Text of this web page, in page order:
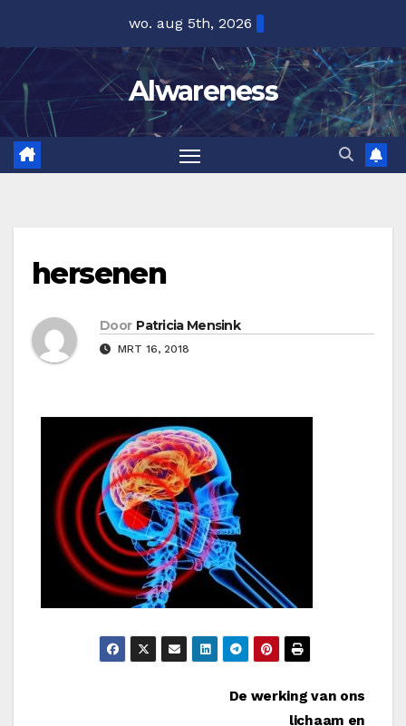
inhoud
wo. aug 5th, 2026
Alwareness
hersenen
Door Patricia Mensink
MRT 16, 2018
De werking van ons
lichaam en